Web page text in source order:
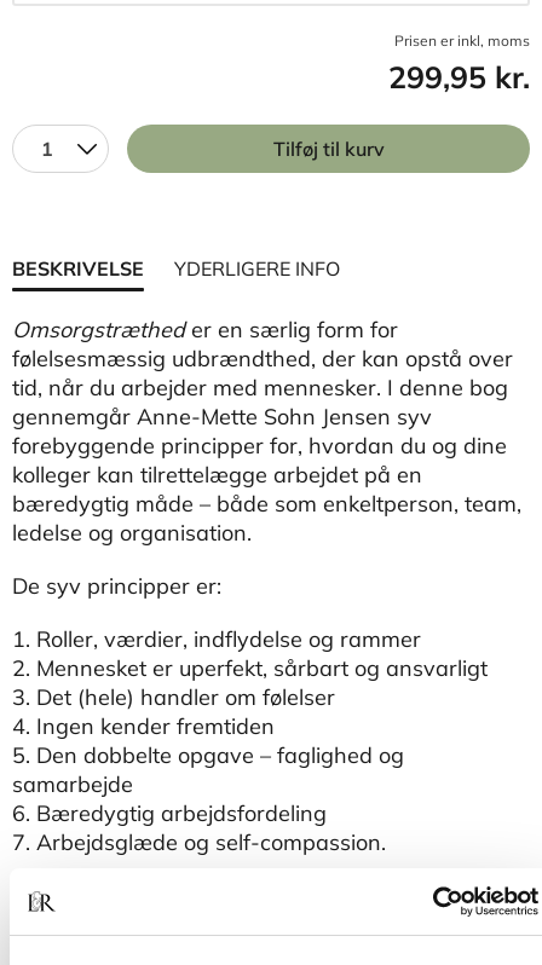
Prisen er inkl, moms
299,95 kr.
1 Tilføj til kurv
BESKRIVELSE YDERLIGERE INFO
Omsorgstrætheder en særlig form for
følelsesmæssig udbrændthed, der kan opstå over
tid, når du arbejder med mennesker. I denne bog
gennemgår Anne-Mette Sohn Jensen syv
forebyggende principper for, hvordan du og dine
kolleger kan tilrettelægge arbejdet på en
bæredygtig måde – både som enkeltperson, team,
ledelse og organisation.
De syv principper er:
1. Roller, værdier, indflydelse og rammer
2. Mennesket er uperfekt, sårbart og ansvarligt
3. Det (hele) handler om følelser
4. Ingen kender fremtiden
5. Den dobbelte opgave – faglighed og
samarbejde
6. Bæredygtig arbejdsfordeling
7. Arbejdsglæde og self-compassion.
Den røde tråd igennem alle syv principper er en
compassionbaseret tilgang. Compassion kan